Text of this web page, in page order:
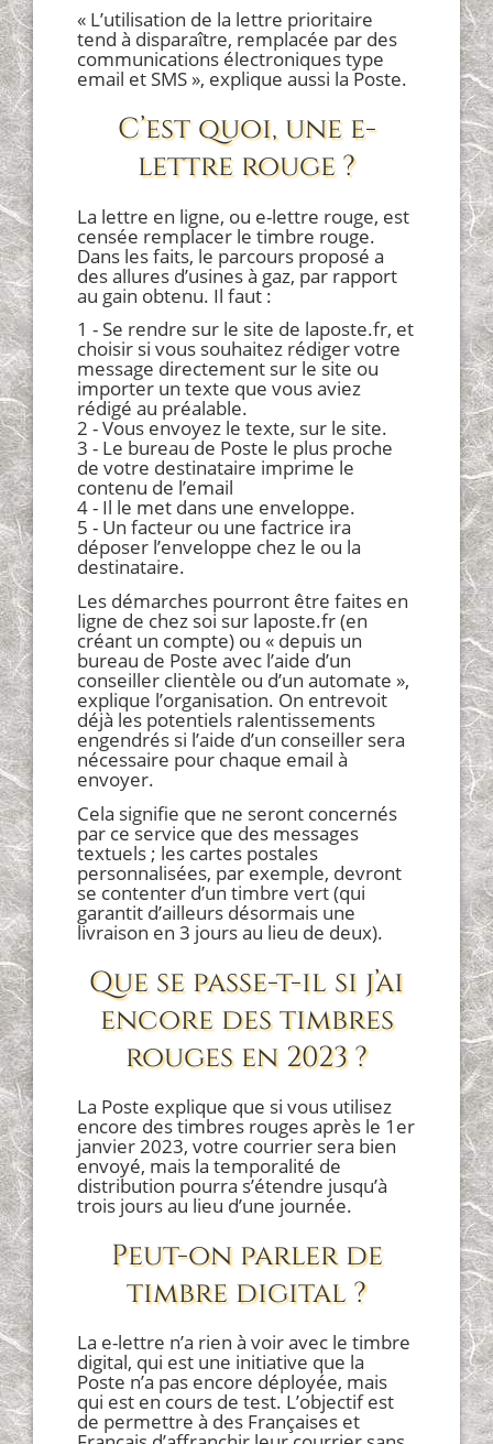
« L’utilisation de la lettre prioritaire
tend à disparaître, remplacée par des
communications électroniques type
email et SMS », explique aussi la Poste.
C’est quoi, une e-
lettre rouge ?
La lettre en ligne, ou e-lettre rouge, est
censée remplacer le timbre rouge.
Dans les faits, le parcours proposé a
des allures d’usines à gaz, par rapport
au gain obtenu. Il faut :
1 - Se rendre sur le site de laposte.fr, et
choisir si vous souhaitez rédiger votre
message directement sur le site ou
importer un texte que vous aviez
rédigé au préalable.
2 - Vous envoyez le texte, sur le site.
3 - Le bureau de Poste le plus proche
de votre destinataire imprime le
contenu de l’email
4 - Il le met dans une enveloppe.
5 - Un facteur ou une factrice ira
déposer l’enveloppe chez le ou la
destinataire.
Les démarches pourront être faites en
ligne de chez soi sur laposte.fr (en
créant un compte) ou « depuis un
bureau de Poste avec l’aide d’un
conseiller clientèle ou d’un automate »,
explique l’organisation. On entrevoit
déjà les potentiels ralentissements
engendrés si l’aide d’un conseiller sera
nécessaire pour chaque email à
envoyer.
Cela signifie que ne seront concernés
par ce service que des messages
textuels ; les cartes postales
personnalisées, par exemple, devront
se contenter d’un timbre vert (qui
garantit d’ailleurs désormais une
livraison en 3 jours au lieu de deux).
Que se passe-t-il si j’ai
encore des timbres
rouges en 2023 ?
La Poste explique que si vous utilisez
encore des timbres rouges après le 1er
janvier 2023, votre courrier sera bien
envoyé, mais la temporalité de
distribution pourra s’étendre jusqu’à
trois jours au lieu d’une journée.
Peut-on parler de
timbre digital ?
La e-lettre n’a rien à voir avec le timbre
digital, qui est une initiative que la
Poste n’a pas encore déployée, mais
qui est en cours de test. L’objectif est
de permettre à des Françaises et